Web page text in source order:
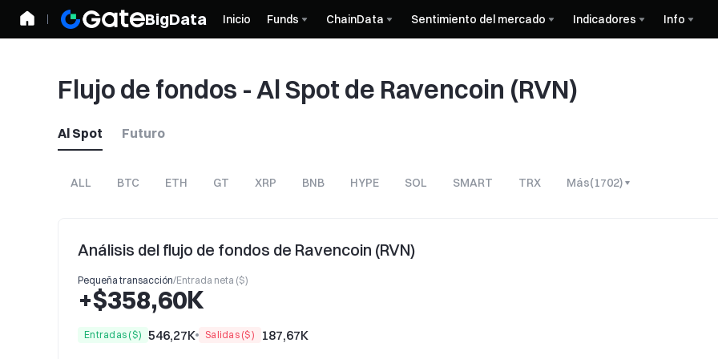
BigData Inicio Funds ChainData Sentimiento del mercado Indicadores Info
Flujo de fondos - Al Spot de Ravencoin (RVN)
Al Spot Futuro
ALL BTC ETH GT XRP BNB HYPE SOL SMART TRX Más(1702)
Análisis del flujo de fondos de Ravencoin (RVN)
Pequeña transacción/Entrada neta ($)
+$358,60K
Entradas ($) 546,27K Salidas ($) 187,67K